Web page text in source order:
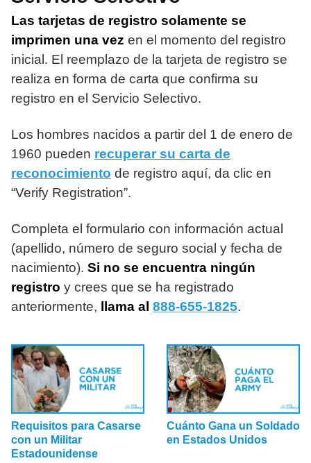
Las tarjetas de registro solamente se
imprimen una vez en el momento del registro
inicial. El reemplazo de la tarjeta de registro se
realiza en forma de carta que confirma su
registro en el Servicio Selectivo.
Los hombres nacidos a partir del 1 de enero de
1960 pueden recuperar su carta de
reconocimiento de registro aquí, da clic en
“Verify Registration”.
Completa el formulario con información actual
(apellido, número de seguro social y fecha de
nacimiento). Si no se encuentra ningún
registro y crees que se ha registrado
anteriormente, llama al 888-655-1825.
Requisitos para Casarse
con un Militar
Estadounidense
Cuánto Gana un Soldado
en Estados Unidos